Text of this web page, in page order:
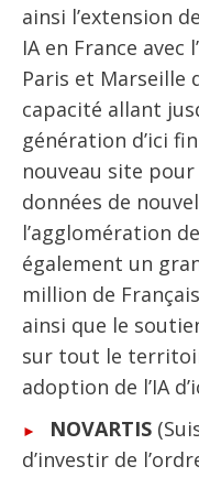
ainsi l’extension
IA en France avec
Paris et Marseille
capacité allant
génération d’ici
nouveau site
données de
l’agglomération
également un
million de
ainsi que le
sur tout le
adoption de l’IA
NOVARTIS
d’investir de